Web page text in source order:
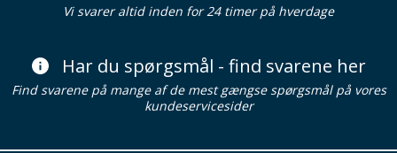
Vi svarer altid inden for 24 timer på hverdage
Har du spørgsmål - find svarene her
Find svarene på mange af de mest gængse spørgsmål på vores
kundeservicesider